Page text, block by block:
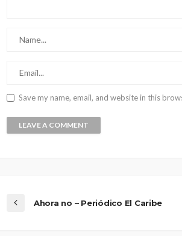
Save my name, email, and website in this
Ahora no – Periódico El Caribe